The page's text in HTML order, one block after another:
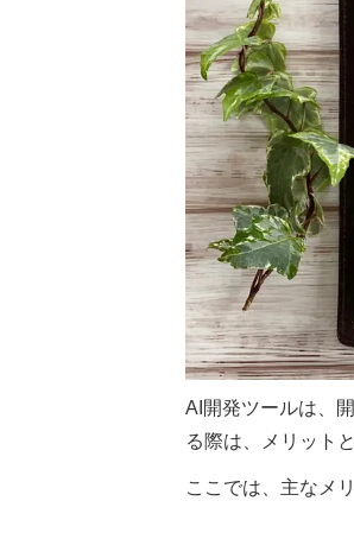
AI開発ツールは、
る際は、メリット
ここでは、主なメ